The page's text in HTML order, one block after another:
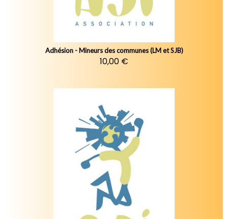
Adhésion - Mineurs des communes (LM et SJB)
10,00 €